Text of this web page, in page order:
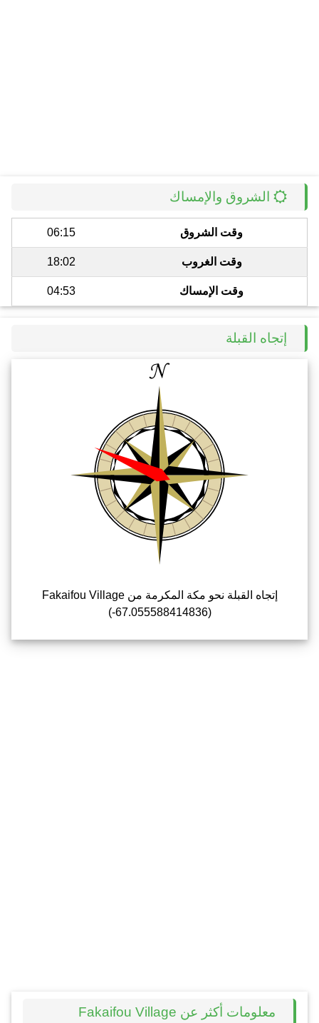
الشروق والإمساك
وقت الشروق 06:15
وقت الغروب 18:02
وقت الإمساك 04:53
إتجاه القبلة
إتجاه القبلة نحو مكة المكرمة من Fakaifou Village
(-67.055588414836)
معلومات أكثر عن Fakaifou Village